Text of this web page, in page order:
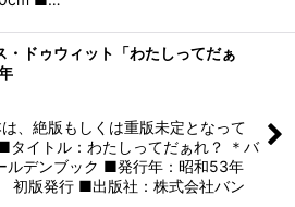
・ドゥウィット「わたしってだぁ
、絶版もしくは重版未定となって
タイトル：わたしってだぁれ？ ＊バ
ルデンブック ■発行年：昭和53年
初版発行 ■出版社：株式会社バン